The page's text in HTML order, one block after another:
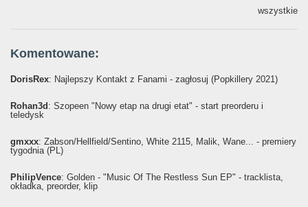
wszystkie
Komentowane:
DorisRex: Najlepszy Kontakt z Fanami - zagłosuj (Popkillery 2021)
Rohan3d : Szopeen "Nowy etap na drugi etat" - start preorderu i
teledysk
gmxxx: Żabson/Hellfield/Sentino, White 2115, Malik, Wane... - premiery
tygodnia (PL)
PhilipVence: Golden - "Music Of The Restless Sun EP" - tracklista,
okładka, preorder, klip